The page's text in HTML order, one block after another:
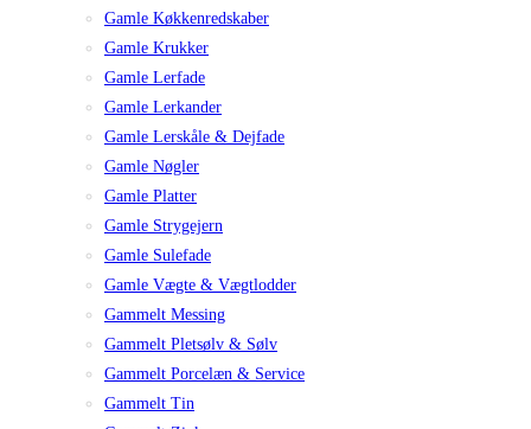
Gamle Køkkenredskaber
Gamle Krukker
Gamle Lerfade
Gamle Lerkander
Gamle Lerskåle & Dejfade
Gamle Nøgler
Gamle Platter
Gamle Strygejern
Gamle Sulefade
Gamle Vægte & Vægtlodder
Gammelt Messing
Gammelt Pletsølv & Sølv
Gammelt Porcelæn & Service
Gammelt Tin